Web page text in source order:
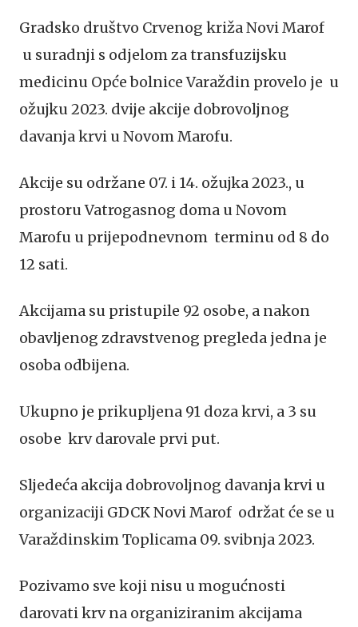
Gradsko društvo Crvenog križa Novi Marof
u suradnji s odjelom za transfuzijsku
medicinu Opće bolnice Varaždin provelo je u
ožujku 2023. dvije akcije dobrovoljnog
davanja krvi u Novom Marofu.
Akcije su održane 07. i 14. ožujka 2023., u
prostoru Vatrogasnog doma u Novom
Marofu u prijepodnevnom terminu od 8 do
12 sati.
Akcijama su pristupile 92 osobe, a nakon
obavljenog zdravstvenog pregleda jedna je
osoba odbijena.
Ukupno je prikupljena 91 doza krvi, a 3 su
osobe krv darovale prvi put.
Sljedeća akcija dobrovoljnog davanja krvi u
organizaciji GDCK Novi Marof održat će se u
Varaždinskim Toplicama 09. svibnja 2023.
Pozivamo sve koji nisu u mogućnosti
darovati krv na organiziranim akcijama